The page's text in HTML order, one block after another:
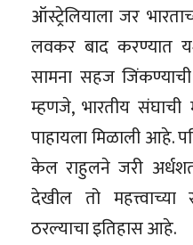
ऑस्ट्रेलियाला जर
लवकर बाद करण्यात
सामना सहज
म्हणजे, भारतीय
पाहायला मिळाली आहे.
केल राहुलने जरी
देखील तो
ठरल्याचा इतिहास आहे.